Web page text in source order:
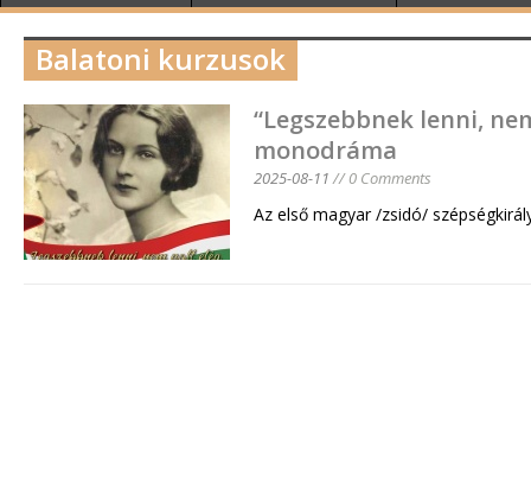
Balatoni kurzusok
“Legszebbnek lenni,
monodráma
2025-08-11// 0 Comments
Az első magyar /zsidó/